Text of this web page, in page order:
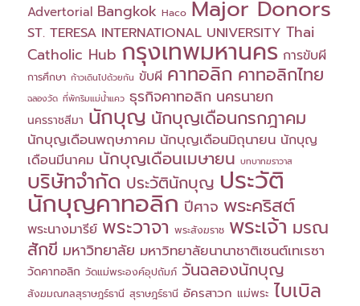
Advertorial Bangkok Haco Major Donors
ST. TERESA INTERNATIONAL UNIVERSITY Thai
Catholic Hub กรุงเทพมหานคร การขับผี
การศึกษา ก้าวเดินไปด้วยกัน ขับผี คาทอลิก คาทอลิกไทย
ฉลองวัด ที่พักริมแม่น้ำแคว ธุรกิจคาทอลิก นครนายก
นครราชสีมา นักบุญ นักบุญเดือนกรกฎาคม
นักบุญเดือนพฤษภาคม นักบุญเดือนมิถุนายน นักบุญ
เดือนมีนาคม นักบุญเดือนเมษายน บทบาทฆราวาส
บริษัทจำกัด ประวัตินักบุญ ประวัติ
นักบุญคาทอลิก ปีศาจ พระคริสต์
พระนางมารีย์ พระวาจา พระสังฆราช พระเจ้า มรณ
สักขี มหาวิทยาลัย มหาวิทยาลัยนานาชาติเซนต์เทเรซา
วัดคาทอลิก วัดแม่พระองค์อุปถัมภ์ วันฉลองนักบุญ
สังฆมณฑลสุราษฎร์ธานี สุราษฎร์ธานี อัครสาวก แม่พระ ไบเบิล